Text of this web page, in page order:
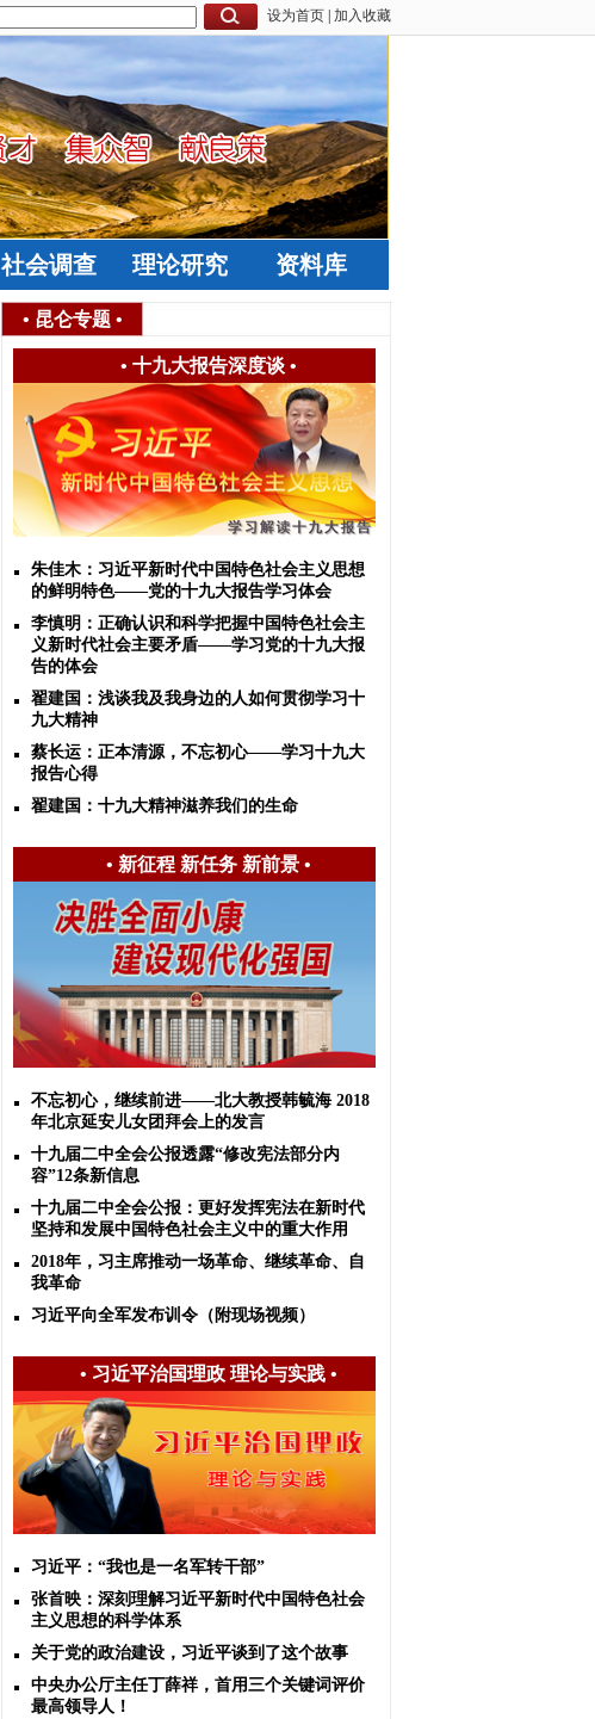
设为首页 加入收藏
社会调查 理论研究 资料库
• 昆仑专题 •
• 十九大报告深度谈•
朱佳木：习近平新时代中国特色社会主义思想
的鲜明特色——党的十九大报告学习体会
李慎明：正确认识和科学把握中国特色社会主
义新时代社会主要矛盾——学习党的十九大报
告的体会
翟建国：浅谈我及我身边的人如何贯彻学习十
九大精神
蔡长运：正本清源，不忘初心——学习十九大
报告心得
翟建国：十九大精神滋养我们的生命
• 新征程 新任务 新前景•
不忘初心，继续前进——北大教授韩毓海 2018
年北京延安儿女团拜会上的发言
十九届二中全会公报透露“修改宪法部分内
容”12条新信息
十九届二中全会公报：更好发挥宪法在新时代
坚持和发展中国特色社会主义中的重大作用
2018年，习主席推动一场革命、继续革命、自
我革命
习近平向全军发布训令（附现场视频）
• 习近平治国理政 理论与实践•
习近平：“我也是一名军转干部”
张首映：深刻理解习近平新时代中国特色社会
主义思想的科学体系
关于党的政治建设，习近平谈到了这个故事
中央办公厅主任丁薛祥，首用三个关键词评价
最高领导人！